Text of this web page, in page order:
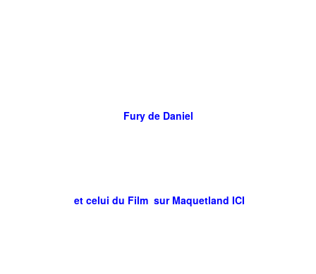
Fury de Daniel
et celui du Film sur Maquetland ICI